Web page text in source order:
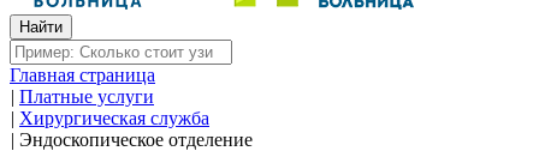
Главная страница
| Платные услуги
| Хирургическая служба
| Эндоскопическое отделение